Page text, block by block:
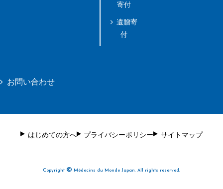
寄付
遺贈寄
付
お問い合わせ
はじめての方へ プライバシーポリシー サイトマップ
Copyright © Médecins du Monde Japan. All rights reserved.